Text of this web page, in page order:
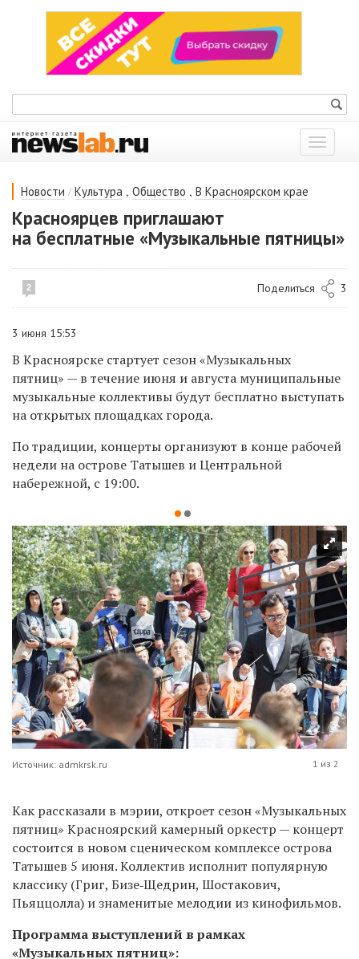
Показать
меню
Новости / Культура , Общество , В Красноярском крае
Красноярцев приглашают
на бесплатные «Музыкальные пятницы»
2 Поделиться 3
3 июня 15:53
В Красноярске стартует сезон «Музыкальных
пятниц» — в течение июня и августа муниципальные
музыкальные коллективы будут бесплатно выступать
на открытых площадках города.
По традиции, концерты организуют в конце рабочей
недели на острове Татышев и Центральной
набережной, с 19:00.
Источник: admkrsk.ru 1 из 2
Как рассказали в мэрии, откроет сезон «Музыкальных
пятниц» Красноярский камерный оркестр — концерт
состоится в новом сценическом комплексе острова
Татышев 5 июня. Коллектив исполнит популярную
классику (Григ, Бизе‑Щедрин, Шостакович,
Пьяццолла) и знаменитые мелодии из кинофильмов.
Программа выступлений в рамках
«Музыкальных пятниц»: